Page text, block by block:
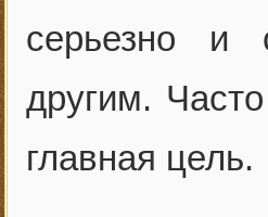
серьезно и
другим.
главная цель.